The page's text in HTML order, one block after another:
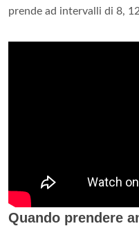
prende ad intervalli di 8,
Quando prendere